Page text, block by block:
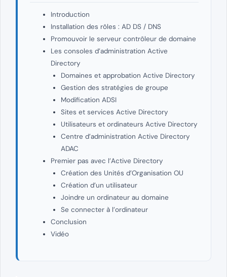
Introduction
Installation des rôles : AD DS / DNS
Promouvoir le serveur contrôleur de domaine
Les consoles d’administration Active
Directory
Domaines et approbation Active Directory
Gestion des stratégies de groupe
Modification ADSI
Sites et services Active Directory
Utilisateurs et ordinateurs Active Directory
Centre d’administration Active Directory
ADAC
Premier pas avec l’Active Directory
Création des Unités d’Organisation OU
Création d’un utilisateur
Joindre un ordinateur au domaine
Se connecter à l’ordinateur
Conclusion
Vidéo